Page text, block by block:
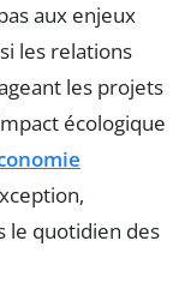
aux enjeux
les relations
les projets
écologique
le quotidien des